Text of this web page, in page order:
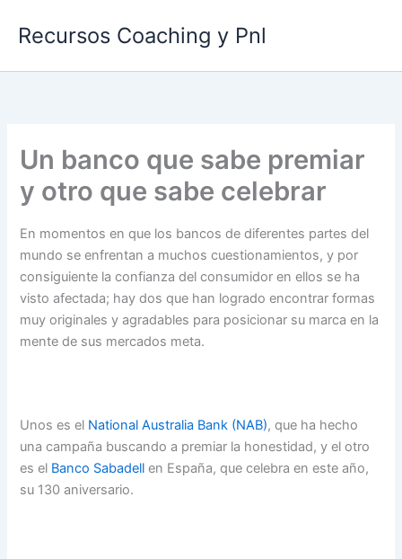
Recursos Coaching y Pnl
Un banco que sabe premiar
y otro que sabe celebrar
En momentos en que los bancos de diferentes partes del
mundo se enfrentan a muchos cuestionamientos, y por
consiguiente la confianza del consumidor en ellos se ha
visto afectada; hay dos que han logrado encontrar formas
muy originales y agradables para posicionar su marca en la
mente de sus mercados meta.
Unos es el National Australia Bank (NAB), que ha hecho
una campaña buscando a premiar la honestidad, y el otro
es el Banco Sabadell en España, que celebra en este año,
su 130 aniversario.